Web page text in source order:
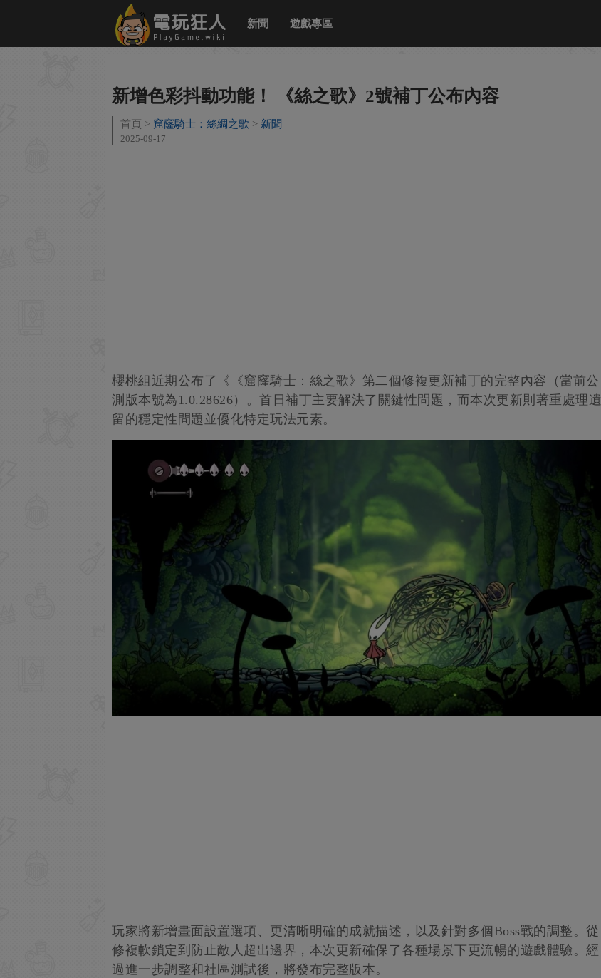
新聞 遊戲專區
新增色彩抖動功能！ 《絲之歌》2號補丁公布內容
首頁 窟窿騎士：絲綢之歌 新聞
2025-09-17
櫻桃組近期公布了《《窟窿騎士：絲之歌》第二個修複更新補丁的完整內容（當前公
測版本號為1.0.28626）。首日補丁主要解決了關鍵性問題，而本次更新則著重處理遺
留的穩定性問題並優化特定玩法元素。
玩家將新增畫面設置選項、更清晰明確的成就描述，以及針對多個Boss戰的調整。從
修複軟鎖定到防止敵人超出邊界，本次更新確保了各種場景下更流暢的遊戲體驗。經
過進一步調整和社區測試後，將發布完整版本。